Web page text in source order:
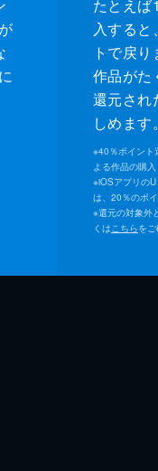
たとえ
入する
トで戻
作品がた
還元され
しめます
※40％ポイント
よる作品の購
※iOSアプリの
は、20％のポ
※還元の対象外
くはこちらを